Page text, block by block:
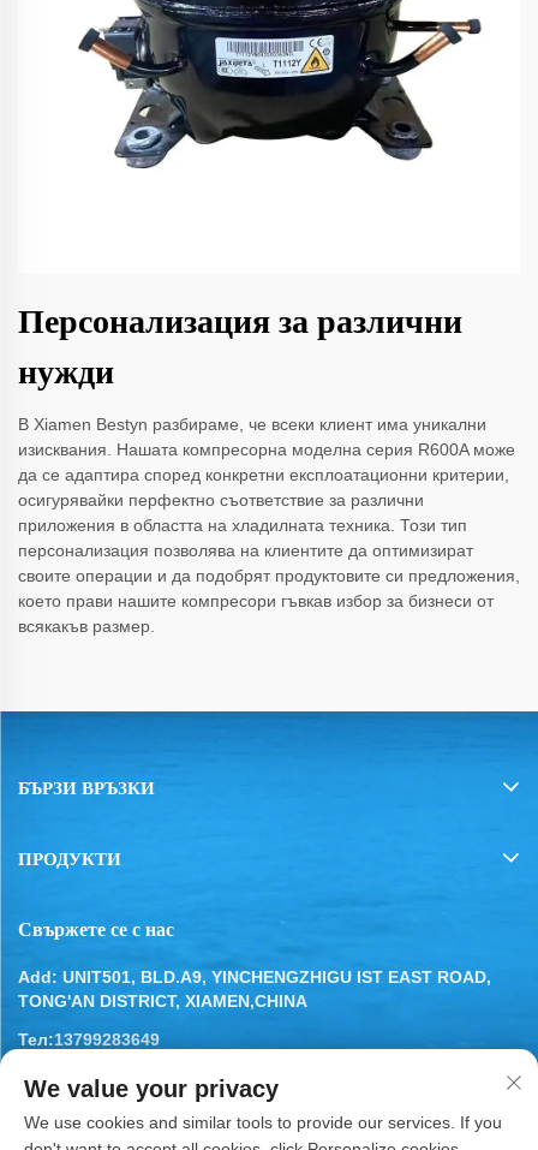
Персонализация за различни
нужди
В Xiamen Bestyn разбираме, че всеки клиент има уникални
изисквания. Нашата компресорна моделна серия R600A може
да се адаптира според конкретни експлоатационни критерии,
осигурявайки перфектно съответствие за различни
приложения в областта на хладилната техника. Този тип
персонализация позволява на клиентите да оптимизират
своите операции и да подобрят продуктовите си предложения,
което прави нашите компресори гъвкав избор за бизнеси от
всякакъв размер.
БЪРЗИ ВРЪЗКИ
ПРОДУКТИ
Свържете се с нас
Add: UNIT501, BLD.A9, YINCHENGZHIGU IST EAST ROAD,
TONG'AN DISTRICT, XIAMEN,CHINA
Тел:13799283649
Имейл:
[email protected]
We value your privacy
We use cookies and similar tools to provide our services. If you